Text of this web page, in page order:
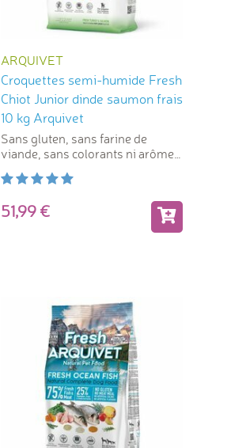
ARQUIVET
Croquettes semi-humide Fresh
Chiot Junior dinde saumon frais
10 kg Arquivet
Sans gluten, sans farine de
viande, sans colorants ni arômes
51,99